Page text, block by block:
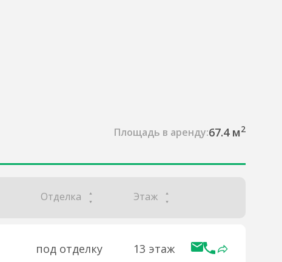
Площадь в аренду:67.4 м2
Отделка Этаж
под отделку 13 этаж